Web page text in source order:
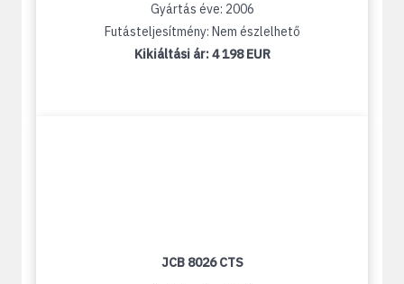
Gyártás éve: 2006
Futásteljesítmény: Nem észlelhető
Kikiáltási ár:4 198 EUR
JCB 8026 CTS